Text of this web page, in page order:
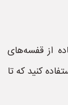
از قفسه‌های
کنید که تا